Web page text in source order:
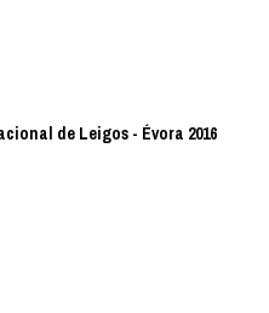
de Leigos - Évora 2016